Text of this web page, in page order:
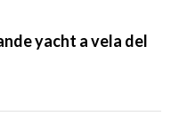
yacht a vela del